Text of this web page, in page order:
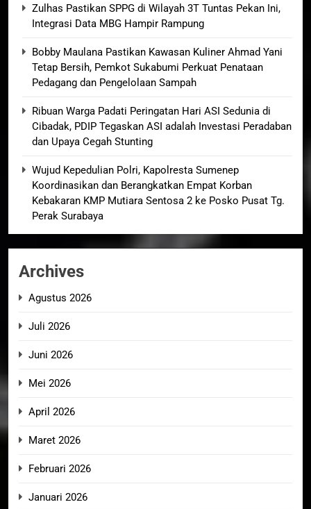
Zulhas Pastikan SPPG di Wilayah 3T Tuntas Pekan Ini,
Integrasi Data MBG Hampir Rampung
Bobby Maulana Pastikan Kawasan Kuliner Ahmad Yani
Tetap Bersih, Pemkot Sukabumi Perkuat Penataan
Pedagang dan Pengelolaan Sampah
Ribuan Warga Padati Peringatan Hari ASI Sedunia di
Cibadak, PDIP Tegaskan ASI adalah Investasi Peradaban
dan Upaya Cegah Stunting
Wujud Kepedulian Polri, Kapolresta Sumenep
Koordinasikan dan Berangkatkan Empat Korban
Kebakaran KMP Mutiara Sentosa 2 ke Posko Pusat Tg.
Perak Surabaya
Archives
Agustus 2026
Juli 2026
Juni 2026
Mei 2026
April 2026
Maret 2026
Februari 2026
Januari 2026